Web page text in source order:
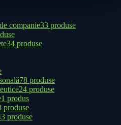
companie33 produse
34 produse
78 produse
24 produse
1 produs
produse
produse